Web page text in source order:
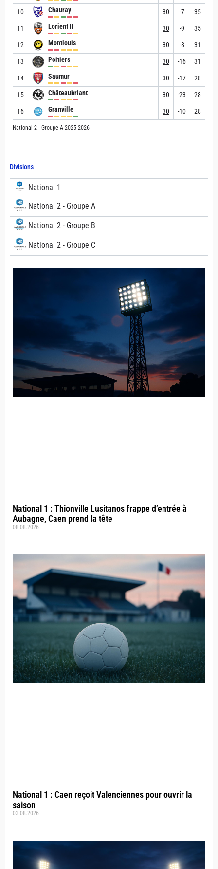
Divisions
National 1
National 2 - Groupe A
National 2 - Groupe B
National 2 - Groupe C
National 1 : Thionville Lusitanos frappe d’entrée à
Aubagne, Caen prend la tête
08.08.2026
National 1 : Caen reçoit Valenciennes pour ouvrir la
saison
03.08.2026
10 Chauray 30 -7 35
11 Lorient II 30 -9 35
12 Montlouis 30 -8 31
13 Poitiers 30 -16 31
14 Saumur 30 -17 28
15 Châteaubriant 30 -23 28
16 Granville 30 -10 28
National 2 - Groupe A 2025-2026